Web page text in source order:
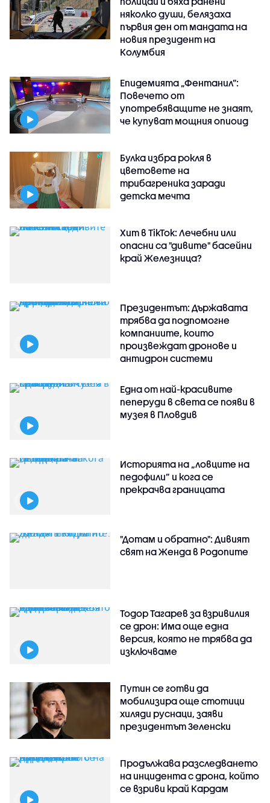
няколко души, белязаха
първия ден от мандата на
новия президент на
Колумбия
Епидемията „Фентанил”:
Повечето от
употребяващите не знаят,
че купуват мощния опиоид
Булка избра рокля в
цветовете на
трибагреника заради
детска мечта
Хит в TikTok: Лечебни или
опасни са "дивите" басейни
край Железница?
Президентът: Държавата
трябва да подпомогне
компаниите, които
произвеждат дронове и
антидрон системи
Една от най-красивите
пеперуди в света се появи в
музея в Пловдив
Историята на „ловците на
педофили” и кога се
прекрачва границата
"Дотам и обратно": Дивият
свят на Женда в Родопите
Тодор Тагарев за взривилия
се дрон: Има още една
версия, която не трябва да
изключваме
Путин се готви да
мобилизира още стотици
хиляди руснаци, заяви
президентът Зеленски
Продължава разследването
на инцидента с дрона, който
се взриви край Кардам